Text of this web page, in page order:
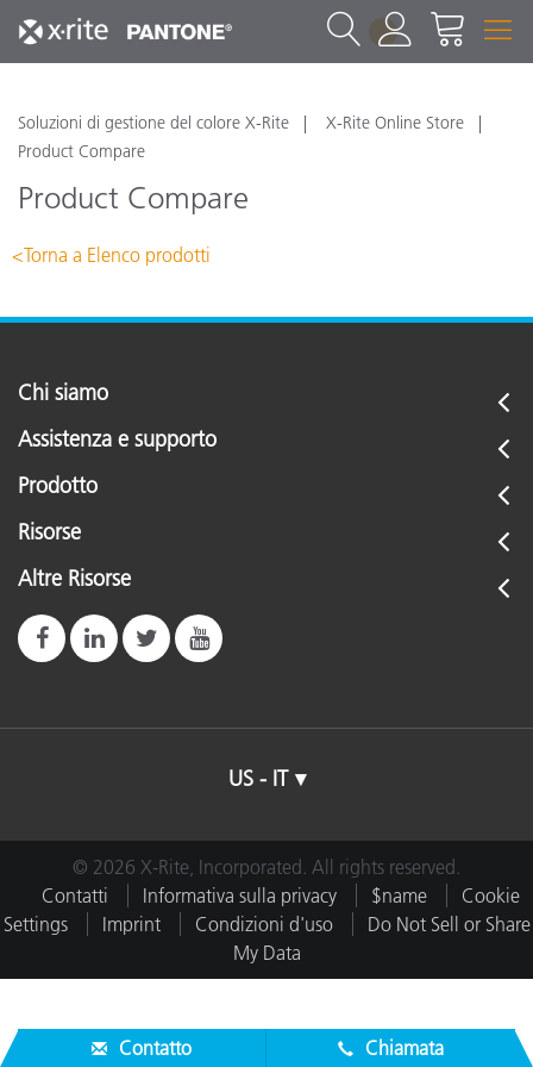
1
Soluzioni di gestione del colore X-Rite
X-Rite Online Store
Product Compare
Product Compare
<Torna a Elenco prodotti
Chi siamo
Assistenza e supporto
Prodotto
Risorse
Altre Risorse
US - IT
© 2026 X-Rite, Incorporated. All rights reserved.
Contatti
Informativa sulla privacy $name
Cookie
Settings
Imprint Condizioni d'uso
Do Not Sell or Share
My Data
Contatto Chiamata